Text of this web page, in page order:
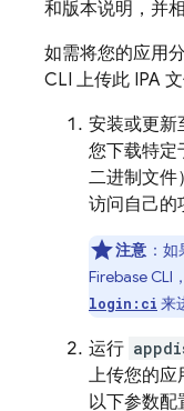
和版本说明，并
如需将您的应用
CLI 上传此 IPA 文
安装或更新
您下载特定
二进制文件
访问自己的
注意 ：
Firebase CLI
login:ci 来
运行
上传您的应
以下参数配